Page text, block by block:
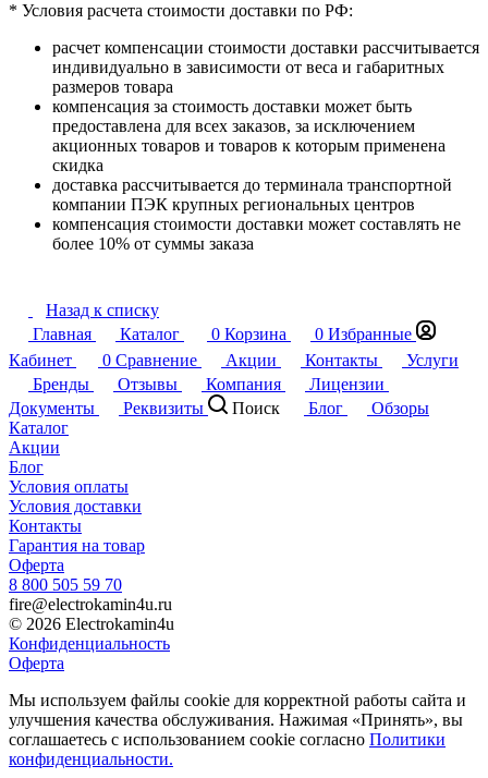
* Условия расчета стоимости доставки по РФ:
расчет компенсации стоимости доставки рассчитывается
индивидуально в зависимости от веса и габаритных
размеров товара
компенсация за стоимость доставки может быть
предоставлена для всех заказов, за исключением
акционных товаров и товаров к которым применена
скидка
доставка рассчитывается до терминала транспортной
компании ПЭК крупных региональных центров
компенсация стоимости доставки может составлять не
более 10% от суммы заказа
Назад к списку
Главная
Каталог 0 Корзина 0 Избранные
Кабинет
0 Сравнение Акции Контакты
Услуги
Бренды
Отзывы Компания
Лицензии
Документы
Реквизиты Поиск Блог
Обзоры
Каталог
Акции
Блог
Условия оплаты
Условия доставки
Контакты
Гарантия на товар
Оферта
8 800 505 59 70
fire@electrokamin4u.ru
© 2026 Electrokamin4u
Конфиденциальность
Оферта
Мы используем файлы cookie для корректной работы сайта и
улучшения качества обслуживания. Нажимая «Принять», вы
соглашаетесь с использованием cookie согласно Политики
конфиденциальности.